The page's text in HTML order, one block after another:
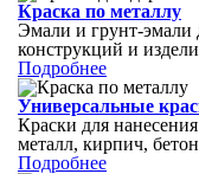
Краска по металлу
Эмали и грунт-эмали
конструкций и
Подробнее
Универсальные
Краски для
металл, кирпич, бетон
Подробнее